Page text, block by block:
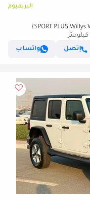
البريميوم
إتصل
واتساب